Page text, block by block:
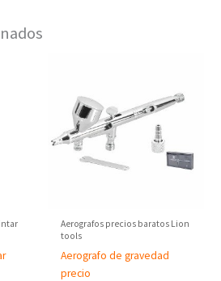
Aerografos precios baratos Lion
tools
Aerografo de gravedad
precio